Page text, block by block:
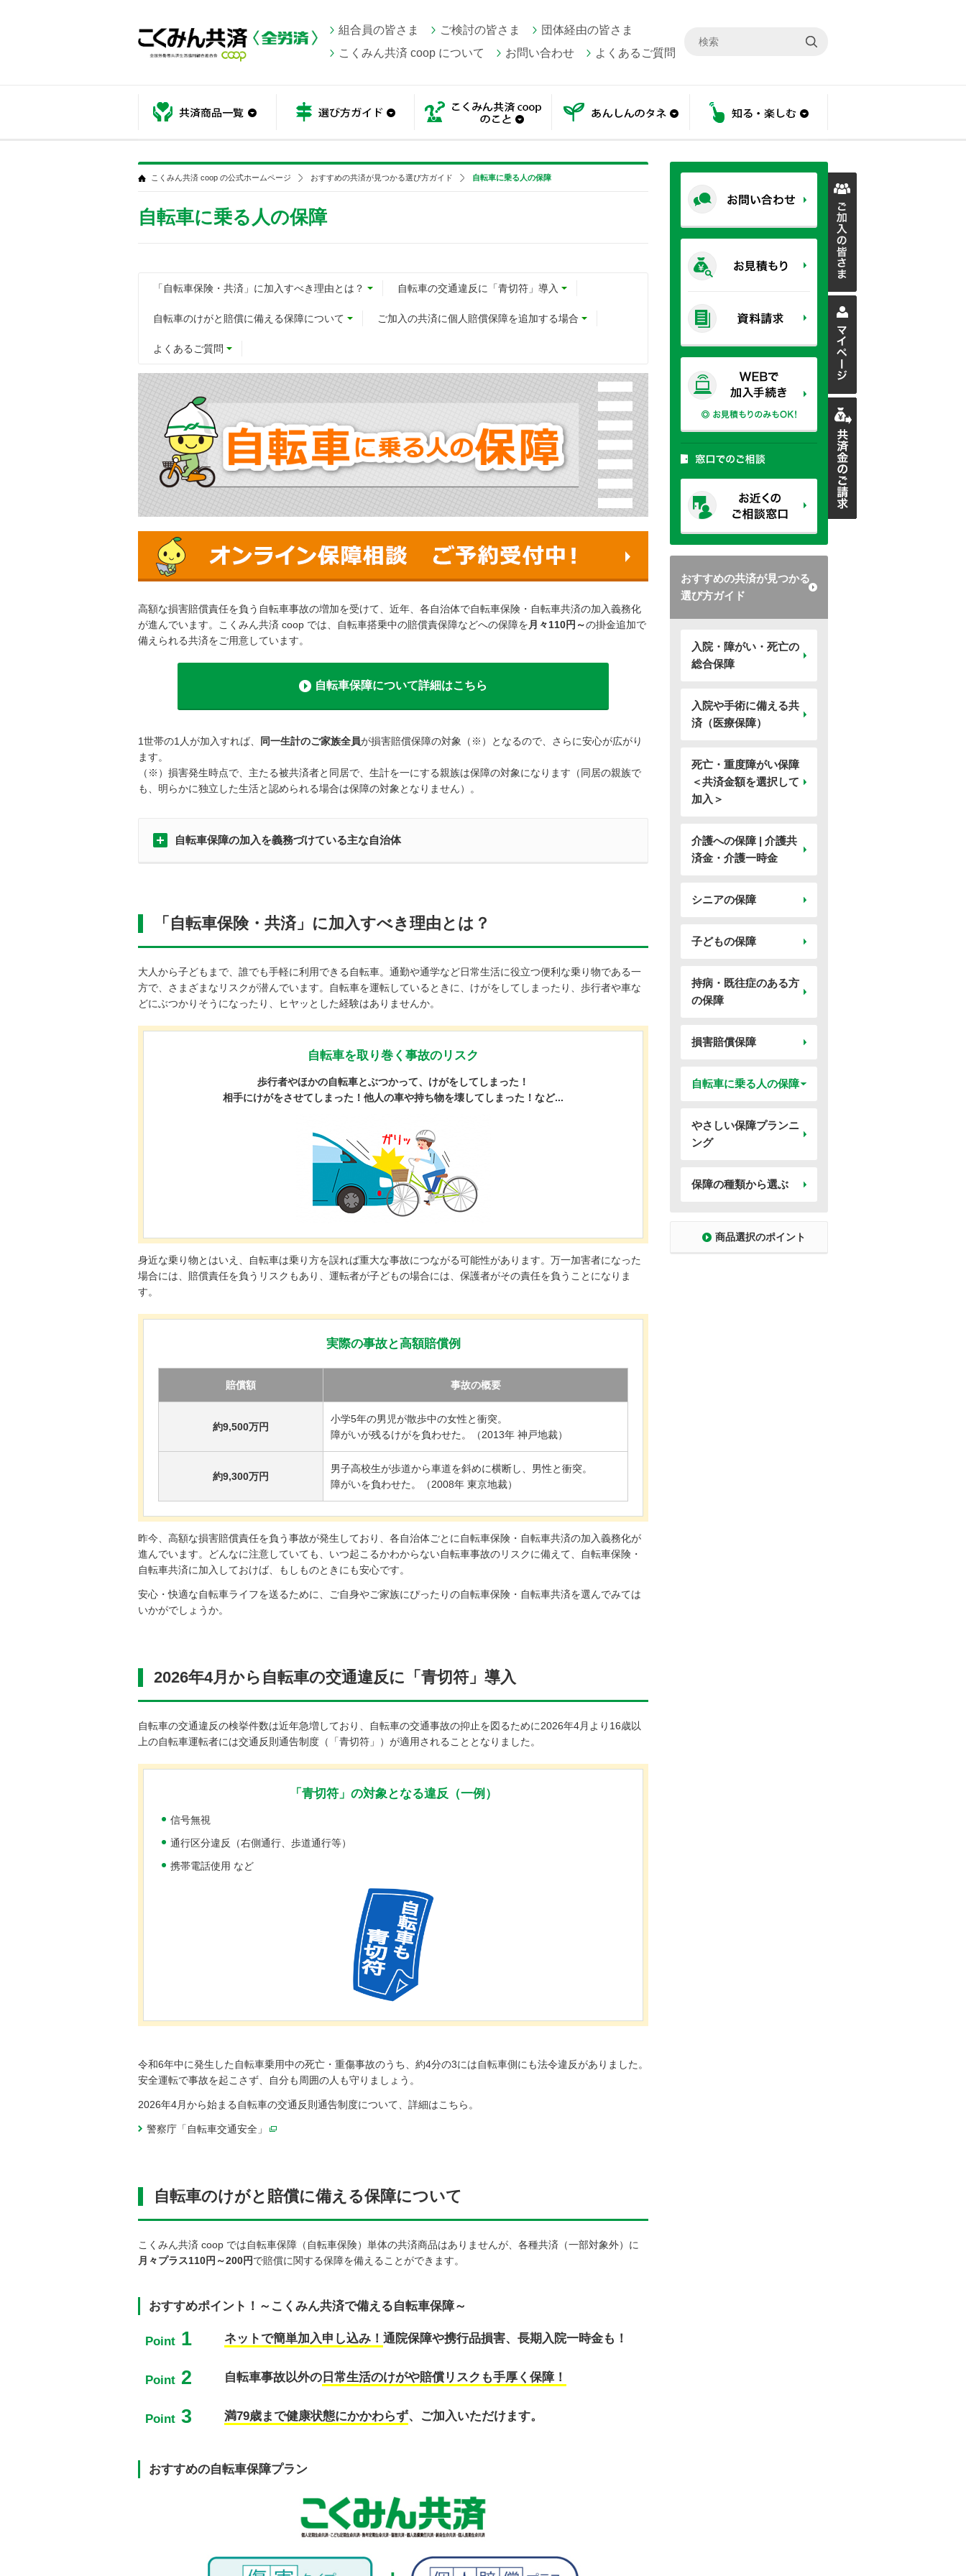
組合員の皆さま ご検討の皆さま
団体経由の皆さま
こくみん共済 coop について
お問い合わせ よくあるご質問
おすすめの共済が見つかる
選び方ガイド
入院・障がい・死亡の
総合保障
入院や手術に備える共
済（医療保障）
死亡・重度障がい保障
＜共済金額を選択して
加入＞
介護への保障 | 介護共
済金・介護一時金
シニアの保障
子どもの保障
持病・既往症のある方
の保障
損害賠償保障
自転車に乗る人の保障
やさしい保障プランニ
ング
保障の種類から選ぶ
商品選択のポイント
こくみん共済 coop の公式ホームページ おすすめの共済が見つかる選び方ガイド 自転車に乗る人の保障
自転車に乗る人の保障
「自転車保険・共済」に加入すべき理由とは？ 自転車の交通違反に「青切符」導入
自転車のけがと賠償に備える保障について ご加入の共済に個人賠償保障を追加する場合
よくあるご質問
高額な損害賠償責任を負う自転車事故の増加を受けて、近年、各自治体で自転車保険・自転車共済の加入義務化
が進んでいます。こくみん共済 coop では、自転車搭乗中の賠償責保障などへの保障を 月々110円～の掛金追加で
備えられる共済をご用意しています。
自転車保障について詳細はこちら
1世帯の1人が加入すれば、 同一生計のご家族全員が損害賠償保障の対象（※）となるので、さらに安心が広がり
ます。
（※）損害発生時点で、主たる被共済者と同居で、生計を一にする親族は保障の対象になります（同居の親族で
も、明らかに独立した生活と認められる場合は保障の対象となりません）。
自転車保障の加入を義務づけている主な自治体
「自転車保険・共済」に加入すべき理由とは？
大人から子どもまで、誰でも手軽に利用できる自転車。通勤や通学など日常生活に役立つ便利な乗り物である一
方で、さまざまなリスクが潜んでいます。自転車を運転しているときに、けがをしてしまったり、歩行者や車な
どにぶつかりそうになったり、ヒヤッとした経験はありませんか。
自転車を取り巻く事故のリスク
歩行者やほかの自転車とぶつかって、けがをしてしまった！
相手にけがをさせてしまった！他人の車や持ち物を壊してしまった！など...
身近な乗り物とはいえ、自転車は乗り方を誤れば重大な事故につながる可能性があります。万一加害者になった
場合には、賠償責任を負うリスクもあり、運転者が子どもの場合には、保護者がその責任を負うことになりま
す。
実際の事故と高額賠償例
賠償額 事故の概要
約9,500万円
小学5年の男児が散歩中の女性と衝突。
障がいが残るけがを負わせた。（2013年 神戸地裁）
約9,300万円
男子高校生が歩道から車道を斜めに横断し、男性と衝突。
障がいを負わせた。（2008年 東京地裁）
昨今、高額な損害賠償責任を負う事故が発生しており、各自治体ごとに自転車保険・自転車共済の加入義務化が
進んでいます。どんなに注意していても、いつ起こるかわからない自転車事故のリスクに備えて、自転車保険・
自転車共済に加入しておけば、もしものときにも安心です。
安心・快適な自転車ライフを送るために、ご自身やご家族にぴったりの自転車保険・自転車共済を選んでみては
いかがでしょうか。
2026年4月から 自転車の交通違反に「青切符」導入
自転車の交通違反の検挙件数は近年急増しており、自転車の交通事故の抑止を図るために2026年4月より16歳以
上の自転車運転者には交通反則通告制度（「青切符」）が適用されることとなりました。
「青切符」の対象となる違反（一例）
信号無視
通行区分違反（右側通行、歩道通行等）
携帯電話使用 など
令和6年中に発生した自転車乗用中の死亡・重傷事故のうち、約4分の3には自転車側にも法令違反がありました。
安全運転で事故を起こさず、自分も周囲の人も守りましょう。
2026年4月から始まる自転車の交通反則通告制度について、詳細はこちら。
警察庁「自転車交通安全」
自転車のけがと賠償に備える保障について
こくみん共済 coop では自転車保障（自転車保険）単体の共済商品はありませんが、各種共済（一部対象外）に
月々プラス110円～200円で賠償に関する保障を備えることができます。
おすすめポイント！～こくみん共済で備える自転車保障～
Point 1 ネットで簡単加入申し込み！ 通院保障や携行品損害、長期入院一時金も！
Point 2 自転車事故以外の 日常生活のけがや賠償リスクも手厚く保障！
Point 3 満79歳まで健康状態にかかわらず、ご加入いただけます。
おすすめの自転車保障プラン